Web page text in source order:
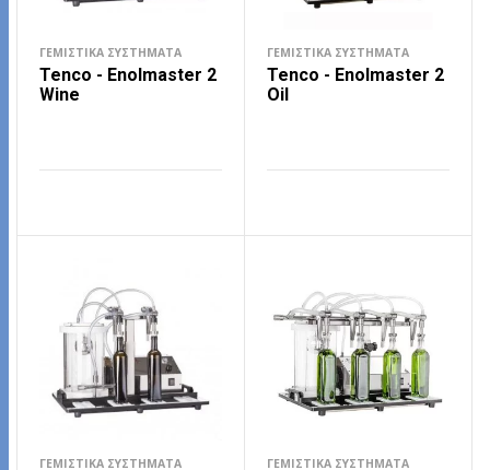
ΓΕΜΙΣΤΙΚΆ ΣΥΣΤΉΜΑΤΑ
Tenco - Enolmaster 2
Wine
ΓΕΜΙΣΤΙΚΆ ΣΥΣΤΉΜΑΤΑ
Tenco - Enolmaster 2
Oil
ΓΕΜΙΣΤΙΚΆ ΣΥΣΤΉΜΑΤΑ ΓΕΜΙΣΤΙΚΆ ΣΥΣΤΉΜΑΤΑ